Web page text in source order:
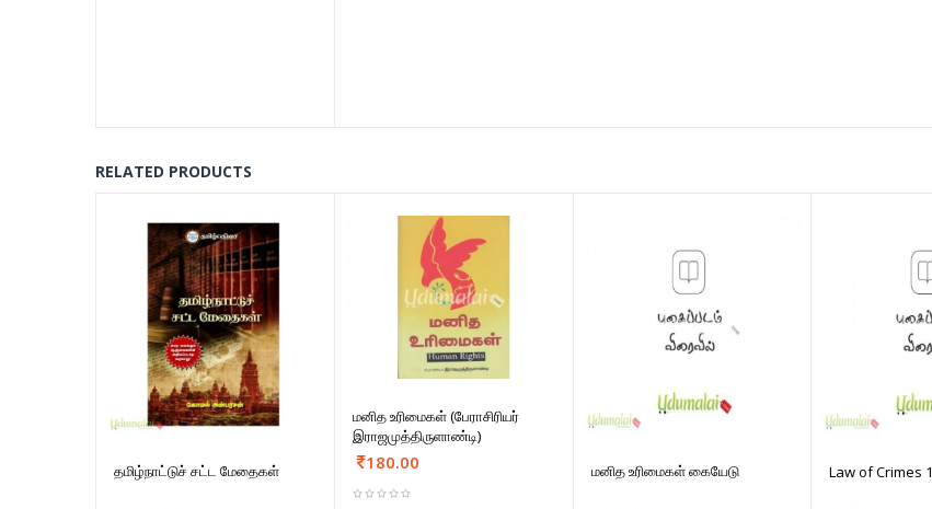
RELATED PRODUCTS
தமிழ்நாட்டுச் சட்ட மேதைகள்
மனித உரிமைகள் (பேராசிரியர்
இராஜமுத்திருளாண்டி)
180.00 மனித உரிமைகள் கையேடு Law of Crimes 1